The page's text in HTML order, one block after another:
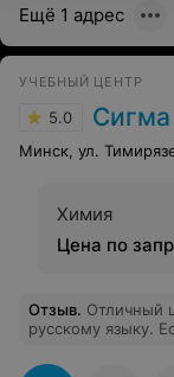
Ещё 1 адрес
УЧЕБНЫЙ ЦЕНТР
5.0 Сигма
Минск, ул.
Химия
Цена по
Отзыв. Отличный
русскому языку.